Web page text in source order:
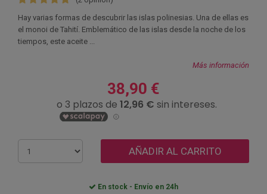
Hay varias formas de descubrir las islas polinesias. Una de ellas es
el monoi de Tahití. Emblemático de las islas desde la noche de los
tiempos, este aceite ...
Más información
38,90 €
AÑADIR AL CARRITO
En stock - Envío en 24h